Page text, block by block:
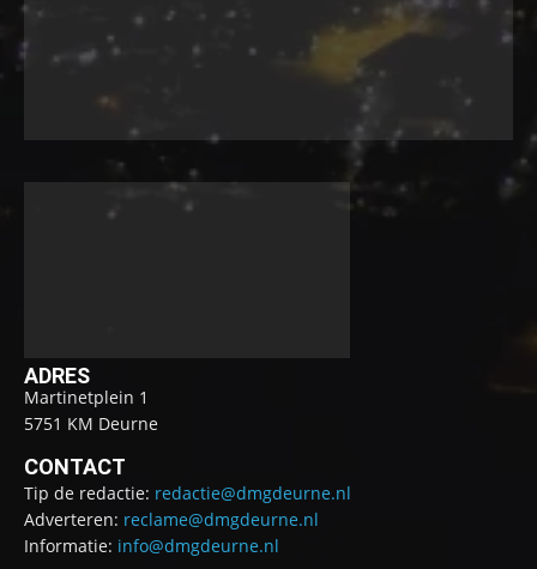
ADRES
Martinetplein 1
5751 KM Deurne
CONTACT
Tip de redactie: redactie@dmgdeurne.nl
Adverteren: reclame@dmgdeurne.nl
Informatie: info@dmgdeurne.nl